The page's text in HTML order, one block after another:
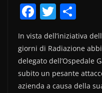
F
c
e
b
T
w
itt
er
o
n
di
vi
In vista dell’iniziativa
giorni di Radiazione
delegato dell’Ospedale
subito un pesante
azienda a causa della